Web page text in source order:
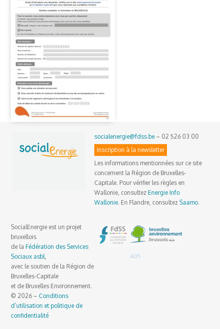
socialenergie@fdss.be – 02 526 03 00
Inscription à la newsletter
Les informations mentionnées sur ce site
concernent la Région de Bruxelles-
Capitale. Pour vérifier les règles en
Wallonie, consultezEnergie Info
Wallonie. En Flandre, consultez Saamo.
SocialEnergie est un projet
bruxellois
de laFédération des Services
Sociaux asbl
avec le soutien de la Région de
Bruxelles-Capitale
et de Bruxelles Environnement.
© 2026 – Conditions
d’utilisation et politique de
confidentialité
ALYS